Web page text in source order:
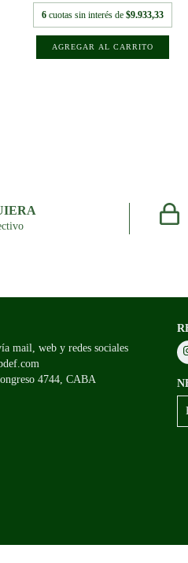
6 cuotas sin interés de $9.933,33
mail, web y redes sociales
4744, CABA